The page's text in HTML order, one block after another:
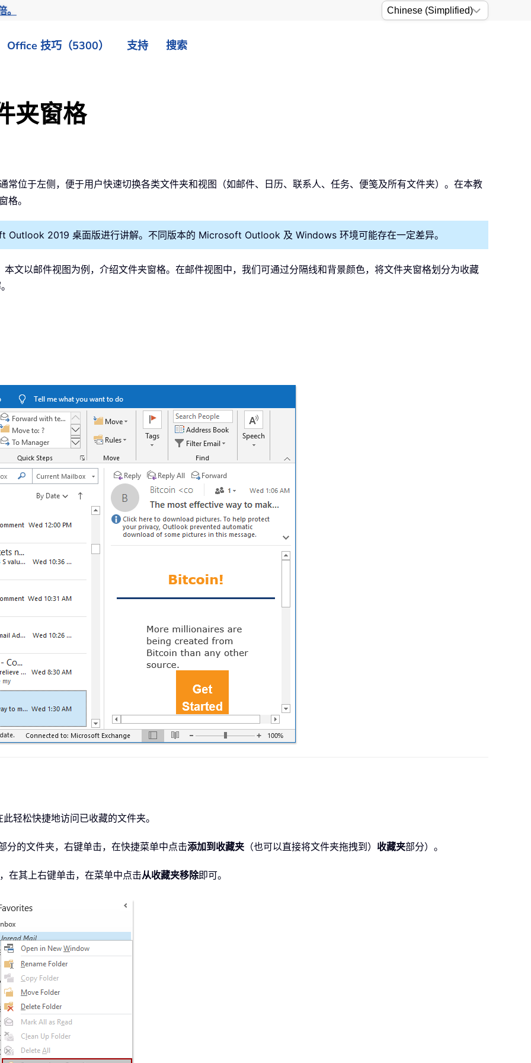
。
Office 技巧（5300） 支持 搜索
夹窗格
位于左侧，便于用户快速切换各类文件夹和视图（如邮件、日历、联系人、任务、便笺及所有文件夹）。在本教
格。
2019 桌面版进行讲解。不同版本的 Microsoft Outlook 及 Windows 环境可能存在一定差异。
文以邮件视图为例，介绍文件夹窗格。在邮件视图中，我们可通过分隔线和背景颜色，将文件夹窗格划分为收藏
轻松快捷地访问已收藏的文件夹。
分的文件夹，右键单击，在快捷菜单中点击添加到收藏夹 （也可以直接将文件夹拖拽到） 收藏夹部分）。
在其上右键单击，在菜单中点击从收藏夹移除即可。